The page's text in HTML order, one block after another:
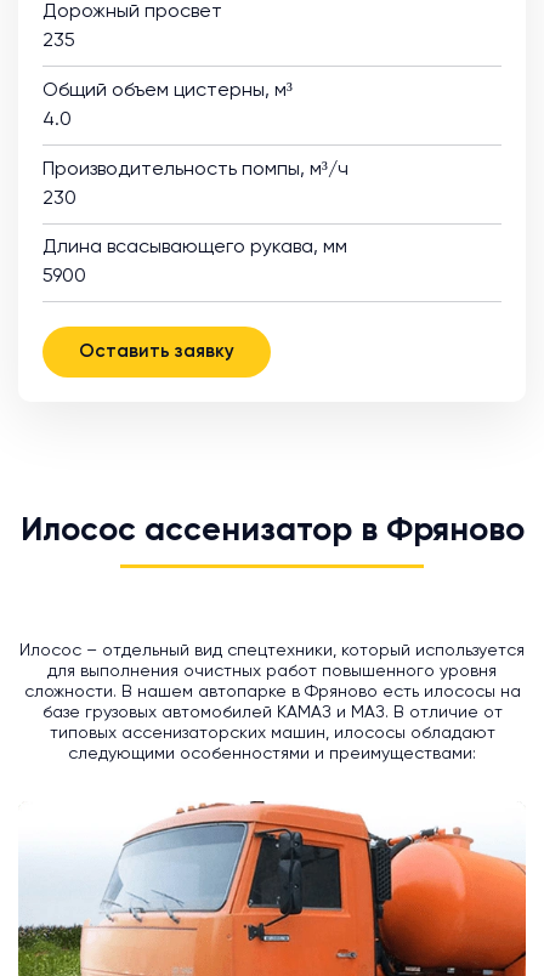
Дорожный просвет
235
Общий объем цистерны, м³
4.0
Производительность помпы, м³/ч
230
Длина всасывающего рукава, мм
5900
Оставить заявку
Илосос ассенизатор в Фряново
Илосос – отдельный вид спецтехники, который используется
для выполнения очистных работ повышенного уровня
сложности. В нашем автопарке в Фряново есть илососы на
базе грузовых автомобилей КАМАЗ и МАЗ. В отличие от
типовых ассенизаторских машин, илососы обладают
следующими особенностями и преимуществами: